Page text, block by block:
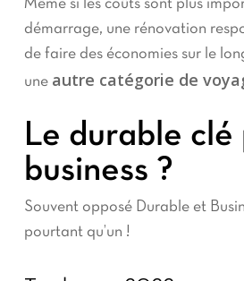
Même si les coûts sont plus
démarrage, une rénovation
de faire des économies sur le
une autre catégorie de
Le durable clé
business ?
Souvent opposé Durable et
pourtant qu’un !